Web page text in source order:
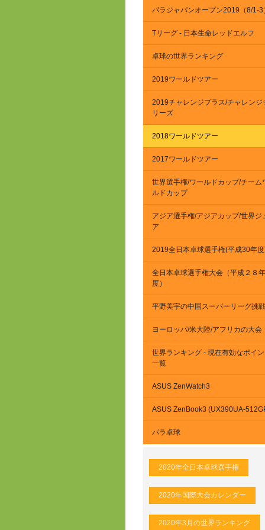
パラジャパンオープン2019（8/1-3
Tリーグ - 日本生命レッドエルフ
卓球の世界ランキング
2019ワールドツアー
2019チャレンジプラス/チャレンジ
リーズ
2018ワールドツアー
2017ワールドツアー
世界選手権/ワールドカップ/チーム
ルドカップ
アジア選手権/アジアカップ/世界ジ
ア
2019全日本卓球選手権(平成30年
全日本卓球選手権大会（平成２８年
度）
平野美宇の中国スーパーリーグ挑戦
ヨーロッパ/米大陸/アフリカの大会
世界ランキング - 現在有効なポイン
一覧
ASUS ZenWatch3
ASUS ZenBook3 (UX390UA-
パラ卓球
2020年全日本卓球選手権
2020年国際大会カレンダー
2020年3月の世界ランキング